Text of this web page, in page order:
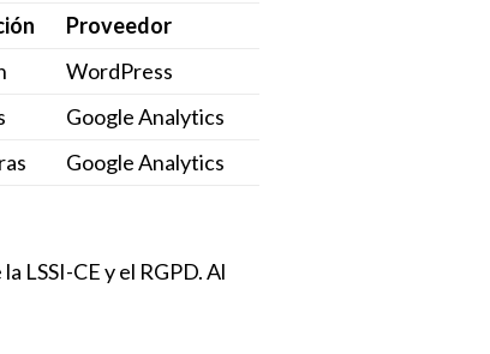
Proveedor
WordPress
Google Analytics
Google Analytics
LSSI-CE y el RGPD. Al